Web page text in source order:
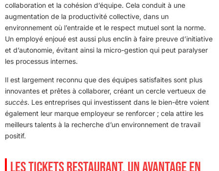
collaboration et la cohésion d’équipe. Cela conduit à une
augmentation de la productivité collective, dans un
environnement où l’entraide et le respect mutuel sont la norme.
Un employé enjoué est aussi plus enclin à faire preuve d’initiative
et d’autonomie, évitant ainsi la micro-gestion qui peut paralyser
les processus internes.
Il est largement reconnu que des équipes satisfaites sont plus
innovantes et prêtes à collaborer, créant un cercle vertueux de
succès. Les entreprises qui investissent dans le bien-être voient
également leur marque employeur se renforcer ; cela attire les
meilleurs talents à la recherche d’un environnement de travail
positif.
LES TICKETS RESTAURANT, UN AVANTAGE EN